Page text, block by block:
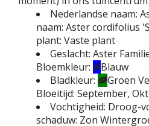
Nederlandse naam:
naam: Aster cordifolius
plant: Vaste plant
Geslacht: Aster
Bloemkleur:
Blauw
Bladkleur:
Groen
Bloeitijd: September,
Vochtigheid: Droog-
schaduw: Zon